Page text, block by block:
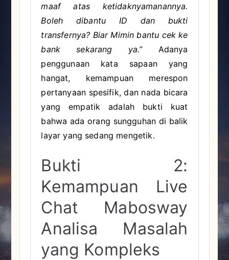
maaf atas ketidaknyamanannya.
Boleh dibantu ID dan bukti
transfernya? Biar Mimin bantu cek ke
bank sekarang ya.”Adanya
penggunaan kata sapaan yang
hangat, kemampuan merespon
pertanyaan spesifik, dan nada bicara
yang empatik adalah bukti kuat
bahwa ada orang sungguhan di balik
layar yang sedang mengetik.
Bukti 2:
Kemampuan Live
Chat Mabosway
Analisa Masalah
yang Kompleks